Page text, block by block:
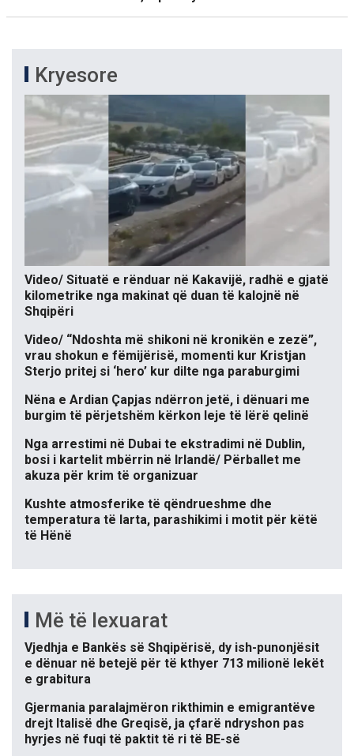
Kryesore
Video/ Situatë e rënduar në Kakavijë, radhë e gjatë
kilometrike nga makinat që duan të kalojnë në
Shqipëri
Video/ “Ndoshta më shikoni në kronikën e zezë”,
vrau shokun e fëmijërisë, momenti kur Kristjan
Sterjo pritej si ‘hero’ kur dilte nga paraburgimi
Nëna e Ardian Çapjas ndërron jetë, i dënuari me
burgim të përjetshëm kërkon leje të lërë qelinë
Nga arrestimi në Dubai te ekstradimi në Dublin,
bosi i kartelit mbërrin në Irlandë/ Përballet me
akuza për krim të organizuar
Kushte atmosferike të qëndrueshme dhe
temperatura të larta, parashikimi i motit për këtë
të Hënë
Më të lexuarat
Vjedhja e Bankës së Shqipërisë, dy ish-punonjësit
e dënuar në betejë për të kthyer 713 milionë lekët
e grabitura
Gjermania paralajmëron rikthimin e emigrantëve
drejt Italisë dhe Greqisë, ja çfarë ndryshon pas
hyrjes në fuqi të paktit të ri të BE-së